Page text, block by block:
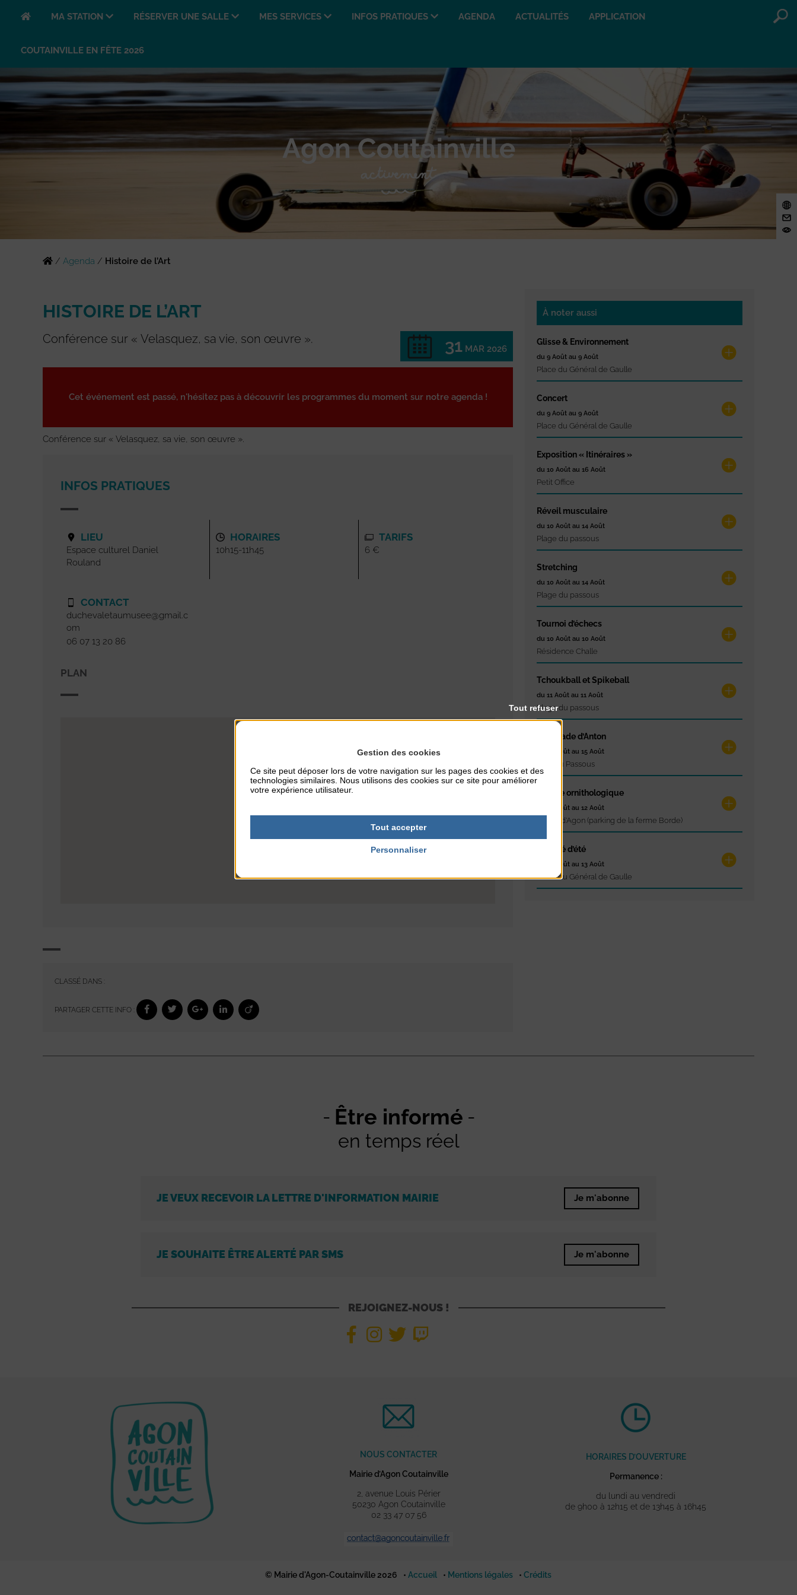
MA STATION RÉSERVER UNE SALLE MES SERVICES INFOS PRATIQUES AGENDA ACTUALITÉS APPLICATION
COUTAINVILLE EN FÊTE 2026
/ Agenda / Histoire de l’Art
HISTOIRE DE L’ART
Conférence sur « Velasquez, sa vie, son œuvre ». 31 MAR 2026
Cet événement est passé, n'hésitez pas à découvrir les programmes du moment sur notre agenda !
Conférence sur « Velasquez, sa vie, son œuvre ».
INFOS PRATIQUES
LIEU
Espace culturel Daniel
Rouland
CONTACT
duchevaletaumusee@gmail.c
om
06 07 13 20 86
HORAIRES
10h15-11h45
TARIFS
6 €
PLAN
CLASSÉ DANS :
PARTAGER CETTE INFO :
À noter aussi
Glisse & Environnement
du 9 Août au 9 Août
Place du Général de Gaulle
Concert
du 9 Août au 9 Août
Place du Général de Gaulle
Exposition « Itinéraires »
du 10 Août au 16 Août
Petit Office
Réveil musculaire
du 10 Août au 14 Août
Plage du passous
Stretching
du 10 Août au 14 Août
Plage du passous
Tournoi d’échecs
du 10 Août au 10 Août
Résidence Challe
Tchoukball et Spikeball
du 11 Août au 11 Août
Plage du passous
La Balade d’Anton
du 12 Août au 15 Août
Cale du Passous
Balade ornithologique
du 12 Août au 12 Août
Pointe d'Agon (parking de la ferme Borde)
Marché d’été
du 13 Août au 13 Août
Place du Général de Gaulle
Être informé
en temps réel
JE VEUX RECEVOIR LA LETTRE D'INFORMATION MAIRIE Je m'abonne
JE SOUHAITE ÊTRE ALERTÉ PAR SMS Je m'abonne
REJOIGNEZ-NOUS !
NOUS CONTACTER
Mairie d’Agon Coutainville
2, avenue Louis Périer
50230 Agon Coutainville
02 33 47 07 56
HORAIRES D’OUVERTURE
Permanence :
du lundi au vendredi
de 9h00 à 12h15 et de 13h45 à 16h45
© Mairie d'Agon-Coutainville 2026 Accueil Mentions légales Crédits
Gestion des cookies
Ce site peut déposer lors de votre navigation sur les pages des cookies et des
technologies similaires. Nous utilisons des cookies sur ce site pour améliorer
votre expérience utilisateur.
Tout accepter
Tout refuser
Personnaliser